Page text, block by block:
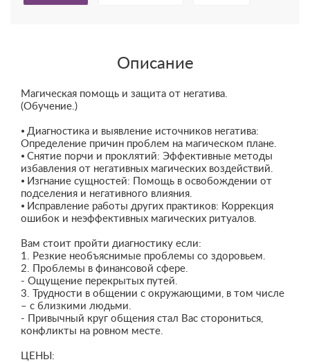
Описание
Магическая помощь и защита от негатива.
(Обучение.)
⦁ Диагностика и выявление источников негатива:
Определение причин проблем на магическом плане.
⦁ Снятие порчи и проклятий: Эффективные методы
избавления от негативных магических воздействий.
⦁ Изгнание сущностей: Помощь в освобождении от
подселения и негативного влияния.
⦁ Исправление работы других практиков: Коррекция
ошибок и неэффективных магических ритуалов.
Вам стоит пройти диагностику если:
1. Резкие необъяснимые проблемы со здоровьем.
2. Проблемы в финансовой сфере.
- Ощущение перекрытых путей.
3. Трудности в общении с окружающими, в том числе
– с близкими людьми.
- Привычный круг общения стал Вас сторониться,
конфликты на ровном месте.
ЦЕНЫ: